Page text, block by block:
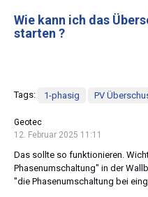
Wie kann ich das
starten ?
Tags: 1-phasig PV
Geotec
12. Februar 2025 11:11
Das sollte so funktionieren.
Phasenumschaltung" in der
"die Phasenumschaltung bei